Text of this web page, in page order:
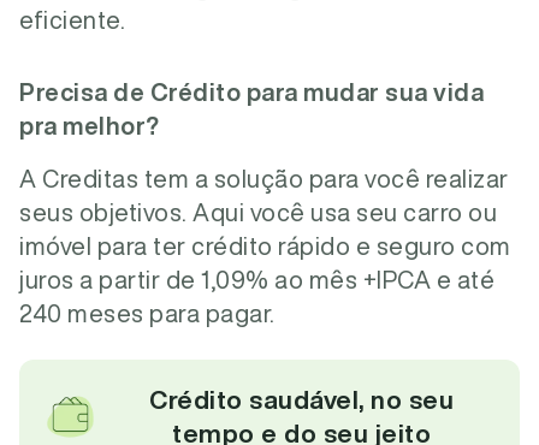
eficiente.
Precisa de Crédito para mudar sua vida
pra melhor?
A Creditas tem a solução para você realizar
seus objetivos. Aqui você usa seu carro ou
imóvel para ter crédito rápido e seguro com
juros a partir de 1,09% ao mês +IPCA e até
240 meses para pagar.
Crédito saudável, no seu
tempo e do seu jeito